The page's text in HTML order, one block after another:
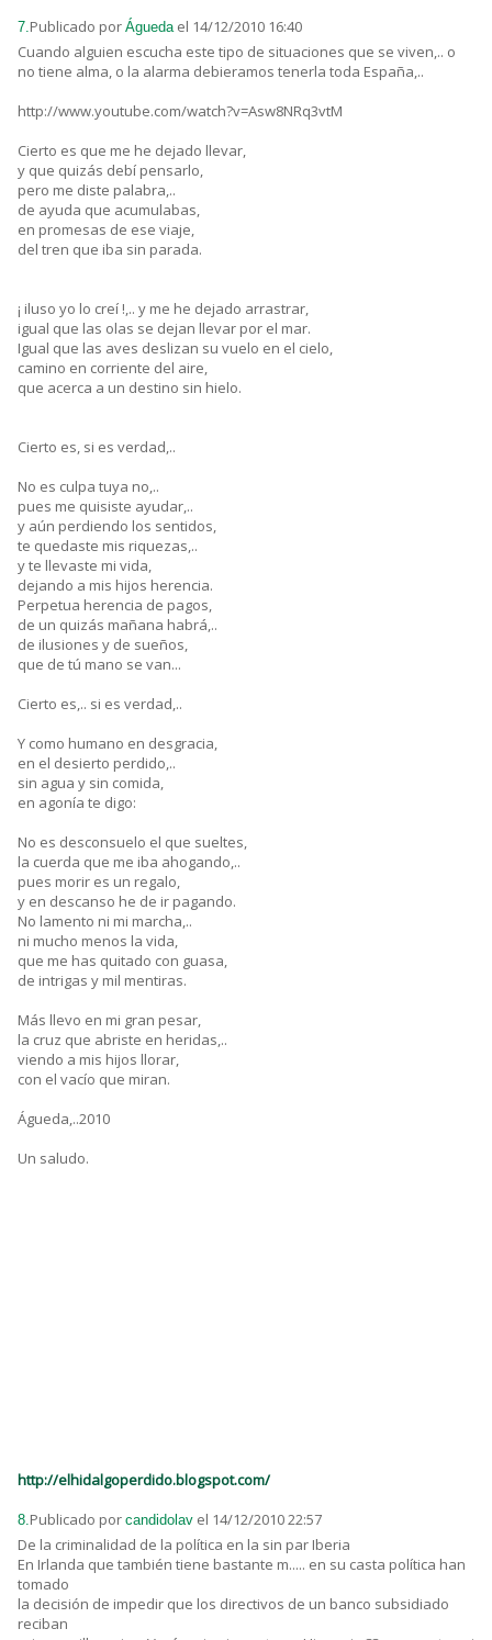
7.Publicado por Águeda el 14/12/2010 16:40
Cuando alguien escucha este tipo de situaciones que se viven,.. o
no tiene alma, o la alarma debieramos tenerla toda España,..
http://www.youtube.com/watch?v=Asw8NRq3vtM
Cierto es que me he dejado llevar,
y que quizás debí pensarlo,
pero me diste palabra,..
de ayuda que acumulabas,
en promesas de ese viaje,
del tren que iba sin parada.
¡ iluso yo lo creí !,.. y me he dejado arrastrar,
igual que las olas se dejan llevar por el mar.
Igual que las aves deslizan su vuelo en el cielo,
camino en corriente del aire,
que acerca a un destino sin hielo.
Cierto es, si es verdad,..
No es culpa tuya no,..
pues me quisiste ayudar,..
y aún perdiendo los sentidos,
te quedaste mis riquezas,..
y te llevaste mi vida,
dejando a mis hijos herencia.
Perpetua herencia de pagos,
de un quizás mañana habrá,..
de ilusiones y de sueños,
que de tú mano se van...
Cierto es,.. si es verdad,..
Y como humano en desgracia,
en el desierto perdido,..
sin agua y sin comida,
en agonía te digo:
No es desconsuelo el que sueltes,
la cuerda que me iba ahogando,..
pues morir es un regalo,
y en descanso he de ir pagando.
No lamento ni mi marcha,..
ni mucho menos la vida,
que me has quitado con guasa,
de intrigas y mil mentiras.
Más llevo en mi gran pesar,
la cruz que abriste en heridas,..
viendo a mis hijos llorar,
con el vacío que miran.
Águeda,..2010
Un saludo.
http://elhidalgoperdido.blogspot.com/
8.Publicado por candidolav el 14/12/2010 22:57
De la criminalidad de la política en la sin par Iberia
En Irlanda que también tiene bastante m..... en su casta política han
tomado
la decisión de impedir que los directivos de un banco subsidiado
reciban